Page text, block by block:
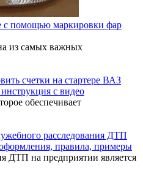
с помощью маркировки фар
из самых важных
счетки на стартере ВАЗ
с видео
обеспечивает
расследования ДТП
правила, примеры
ДТП на предприятии является